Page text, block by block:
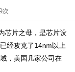
次
芯片之母，是芯片设
经攻克了14nm以上
，美国几家公司在